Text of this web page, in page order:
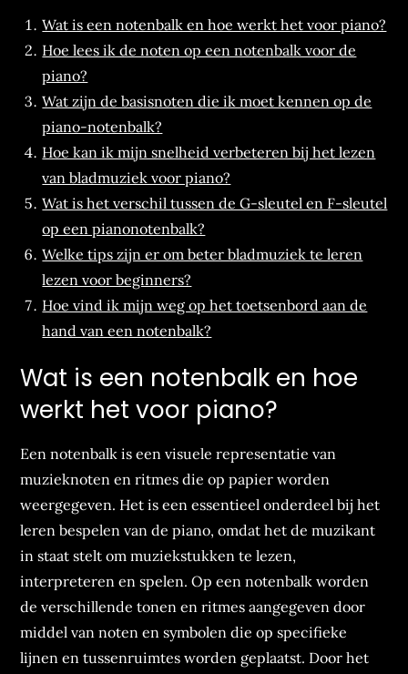
Wat is een notenbalk en hoe werkt het voor piano?
Hoe lees ik de noten op een notenbalk voor de
piano?
Wat zijn de basisnoten die ik moet kennen op de
piano-notenbalk?
Hoe kan ik mijn snelheid verbeteren bij het lezen
van bladmuziek voor piano?
Wat is het verschil tussen de G-sleutel en F-sleutel
op een pianonotenbalk?
Welke tips zijn er om beter bladmuziek te leren
lezen voor beginners?
Hoe vind ik mijn weg op het toetsenbord aan de
hand van een notenbalk?
Wat is een notenbalk en hoe
werkt het voor piano?
Een notenbalk is een visuele representatie van
muzieknoten en ritmes die op papier worden
weergegeven. Het is een essentieel onderdeel bij het
leren bespelen van de piano, omdat het de muzikant
in staat stelt om muziekstukken te lezen,
interpreteren en spelen. Op een notenbalk worden
de verschillende tonen en ritmes aangegeven door
middel van noten en symbolen die op specifieke
lijnen en tussenruimtes worden geplaatst. Door het